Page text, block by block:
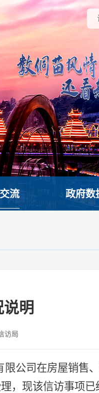
流 政府数
明
访局
限公司在房屋销售
，现该信访事项已